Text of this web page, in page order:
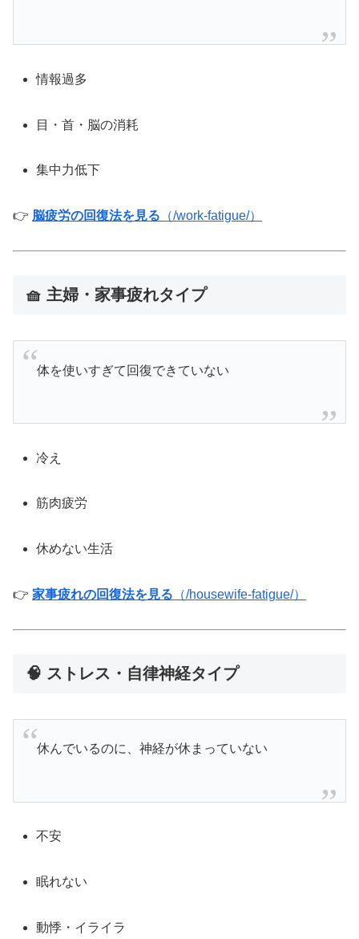
情報過多
目・首・脳の消耗
集中力低下
👉 脳疲労の回復法を見る （/work-fatigue/）
🧺 主婦・家事疲れタイプ
体を使いすぎて回復できていない
冷え
筋肉疲労
休めない生活
👉 家事疲れの回復法を見る （/housewife-fatigue/）
🧠 ストレス・自律神経タイプ
休んでいるのに、神経が休まっていない
不安
眠れない
動悸・イライラ